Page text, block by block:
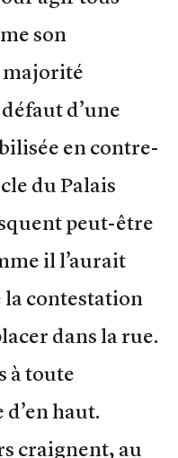
son
majorité
d’une
en contre-
du Palais
peut-être
il l’aurait
la contestation
dans la rue.
à toute
haut.
craignent, au